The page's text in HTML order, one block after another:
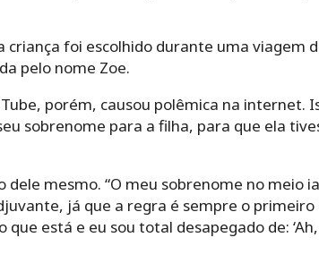
foi escolhido durante uma viagem
pelo nome Zoe.
porém, causou polêmica na internet.
sobrenome para a filha, para que ela
mesmo. “O meu sobrenome no meio ia
já que a regra é sempre o
está e eu sou total desapegado de: